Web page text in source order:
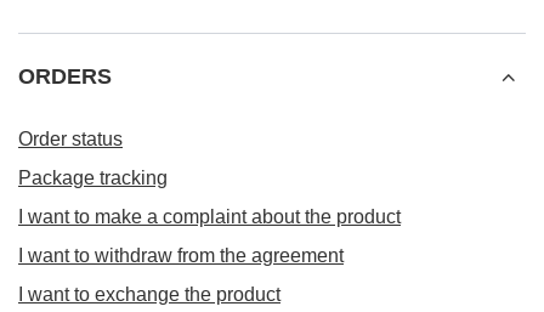
ORDERS
Order status
Package tracking
I want to make a complaint about the product
I want to withdraw from the agreement
I want to exchange the product